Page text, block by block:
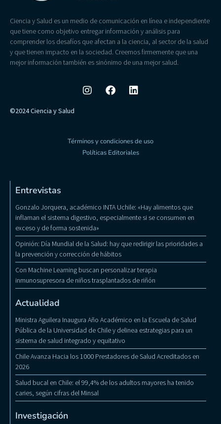
Ciencia y Salud es un medio de comunicación en línea e independiente
que tiene como objetivo entregar información y análisis para
comprender los desafíos que afectan a la ciencia, al sector de la salud
y que tienen impacto en la sociedad. Creemos firmemente que una
mejor información también es sinónimo de una mejor salud.
©2024 Ciencia y Salud
Términos y condiciones de uso
Políticas Editoriales
Entrevistas
Gonzalo Jorquera, académico INTA Uchile: «Hay alimentos que
inflaman el sistema digestivo, especialmente si se consumen en
exceso y de forma sostenida»
Opinión: Día Mundial de la Salud: hay que redirigir las prioridades a
la prevención y corrección de hábitos
Con Machine Learning buscan personalizar terapia
inmunosupresora de niños trasplantados de riñón
Actualidad
Ministra Aguilera Inaugura Año Académico en la Escuela de Salud
Pública de la Universidad de Chile y delinea estrategias para un
sistema de salud integrado y equitativo
Chile Avanza Hacia los 1000 Prestadores de Salud Acreditados en
2026
Salud bucal en Chile: el 99,4% de los adultos mayores ha tenido
caries, según cifras del Minsal
Investigación